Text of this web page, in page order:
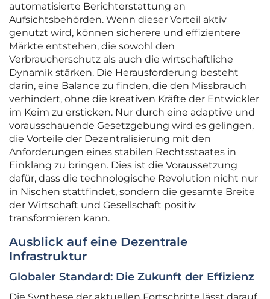
automatisierte Berichterstattung an
Aufsichtsbehörden. Wenn dieser Vorteil aktiv
genutzt wird, können sicherere und effizientere
Märkte entstehen, die sowohl den
Verbraucherschutz als auch die wirtschaftliche
Dynamik stärken. Die Herausforderung besteht
darin, eine Balance zu finden, die den Missbrauch
verhindert, ohne die kreativen Kräfte der Entwickler
im Keim zu ersticken. Nur durch eine adaptive und
vorausschauende Gesetzgebung wird es gelingen,
die Vorteile der Dezentralisierung mit den
Anforderungen eines stabilen Rechtsstaates in
Einklang zu bringen. Dies ist die Voraussetzung
dafür, dass die technologische Revolution nicht nur
in Nischen stattfindet, sondern die gesamte Breite
der Wirtschaft und Gesellschaft positiv
transformieren kann.
Ausblick auf eine Dezentrale
Infrastruktur
Globaler Standard: Die Zukunft der Effizienz